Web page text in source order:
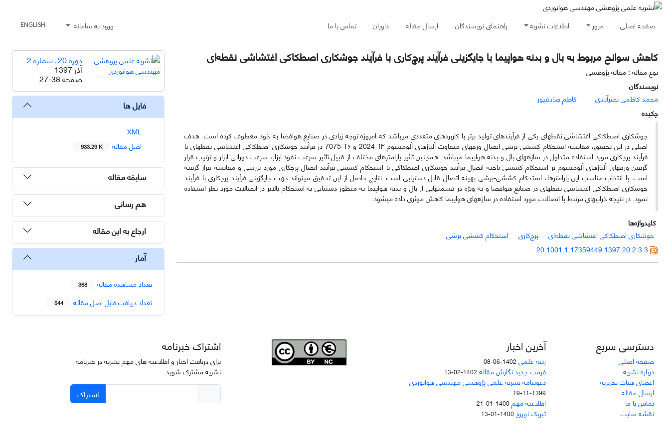
صفحه اصلی مرور اطلاعات نشریه راهنمای نویسندگان ارسال مقاله داوران تماس با ما ورود به سامانه ENGLISH
کاهش سوانح مربوط به بال و بدنه هواپیما با جایگزینی فرآیند پرچ‌کاری با فرآیند جوشکاری اصطکاکی اغتشاشی نقطه‌ای
نوع مقاله : مقاله پژوهشی
نویسندگان
محمد کاظمی نصرآبادی
کاظم صادقپور
چکیده
جوشکاری اصطکاکی اغتشاشی نقطه­ای یکی از فرآیندهای تولید برتر با کاربردهای متعددی می­باشد که امروزه توجه زیادی در صنایع هوافضا به خود معطوف کرده است. هدف
اصلی در این تحقیق، مقایسه استحکام کششی-برشی اتصال ورق­های متفاوت آلیاژهای آلومینیوم ۳ T
-2024 و ۶ T
-
7075 در فرآیند­ جوشکاری اصطکاکی اغتشاشی نقطه­ای با
فرآیند پرچ­کاری مورد استفاده متداول در سازه­های بال و بدنه هواپیما می­باشد. همچنین تاثیر پارامتر­های مختلف از قبیل تاثیر سرعت نفوذ ابزار، سرعت دورانی ابزار و ترتیب قرار
گرفتن ورق­های آلیاژهای آلومینیوم بر استحکام کششی ناحیه اتصال فرآیند جوشکاری اصطکاکی با استحکام کششی فرآیند اتصال پرچکاری مورد بررسی و مقایسه قرار گرفته
است. با انتخاب مناسب این پارامتر­ها، استحکام کششی-برشی بهینه اتصال قابل دستیابی است. نتایج حاصل از این تحقیق می­تواند جهت جایگزینی فرآیند پرچ­کاری با فرآیند
جوشکاری اصطکاکی اغتشاشی نقطه­ای در صنایع هوافضا و به ویژه در قسمت­هایی از بال و بدنه هواپیما به منظور دستیابی به استحکام بالاتر در اتصالات مورد نظر استفاده
نمود. در نتیجه خرابی­های مرتبط با اتصالات مورد استفاده در سازه­های هواپیما کاهش موثری داده می­شود.
کلیدواژه‌ها
جوشکاری اصطکاکی اغتشاشی نقطه‌ای
پرچ‌کاری
استحکام کششی برشی
20.1001.1.17359449.1397.20.2.3.3
دوره 20، شماره 2
آذر 1397
صفحه27-38
فایل ها
XML
اصل مقاله
933.29 K
سابقه مقاله
هم رسانی
ارجاع به این مقاله
آمار
تعداد مشاهده مقاله 368
تعداد دریافت فایل اصل مقاله 544
دسترسی سریع
صفحه اصلی
درباره نشریه
اعضای هیات تحریریه
ارسال مقاله
تماس با ما
نقشه سایت
آخرین اخبار
رتبه علمی 1402-06-08
فرمت جدید نگارش مقاله 1402-02-13
دعوتنامه نشریه علمی پژوهشی مهندسی هوانوردی
1399-11-19
اطلاعیه مهم1400-01-21
تبریک نوروز 1400-01-13
اشتراک خبرنامه
برای دریافت اخبار و اطلاعیه های مهم نشریه در خبرنامه
نشریه مشترک شوید.
اشتراک